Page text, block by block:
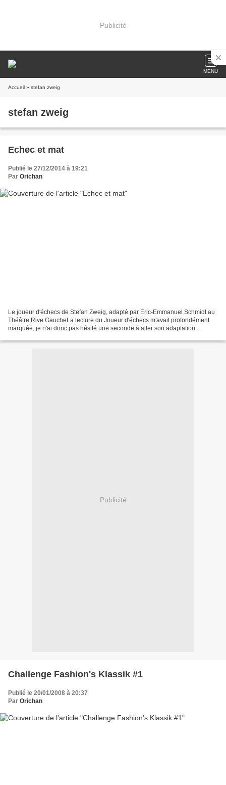
Publicité
MENU
Accueil » stefan zweig
stefan zweig
Echec et mat
Publié le 27/12/2014 à 19:21
Par Orichan
Le joueur d'échecs de Stefan Zweig, adapté par Eric-Emmanuel Schmidt au
Théâtre Rive GaucheLa lecture du Joueur d'échecs m'avait profondément
marquée, je n'ai donc pas hésité une seconde à aller son adaptation
Publicité
Challenge Fashion's Klassik #1
Publié le 20/01/2008 à 20:37
Par Orichan